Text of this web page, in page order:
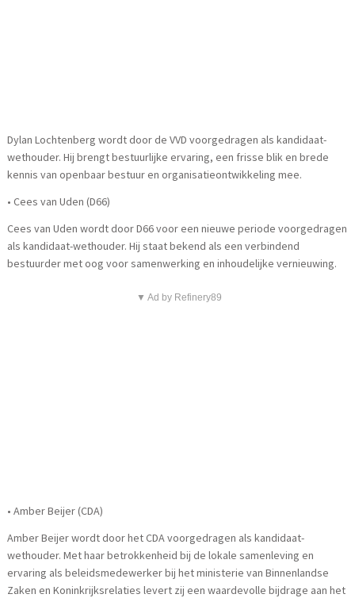
Dylan Lochtenberg wordt door de VVD voorgedragen als kandidaat-
wethouder. Hij brengt bestuurlijke ervaring, een frisse blik en brede
kennis van openbaar bestuur en organisatieontwikkeling mee.
• Cees van Uden (D66)
Cees van Uden wordt door D66 voor een nieuwe periode voorgedragen
als kandidaat-wethouder. Hij staat bekend als een verbindend
bestuurder met oog voor samenwerking en inhoudelijke vernieuwing.
▼ Ad by Refinery89
• Amber Beijer (CDA)
Amber Beijer wordt door het CDA voorgedragen als kandidaat-
wethouder. Met haar betrokkenheid bij de lokale samenleving en
ervaring als beleidsmedewerker bij het ministerie van Binnenlandse
Zaken en Koninkrijksrelaties levert zij een waardevolle bijdrage aan het